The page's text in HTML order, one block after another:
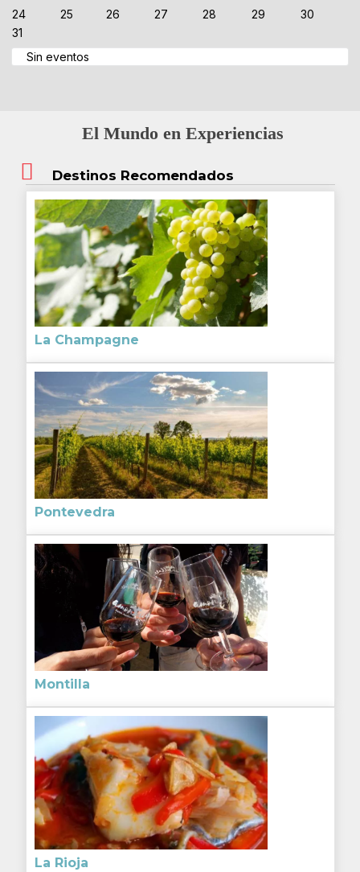
24
25 26 27 28 29
30
31
Sin eventos
El Mundo en Experiencias
Destinos Recomendados
La Champagne
Pontevedra
Montilla
La Rioja